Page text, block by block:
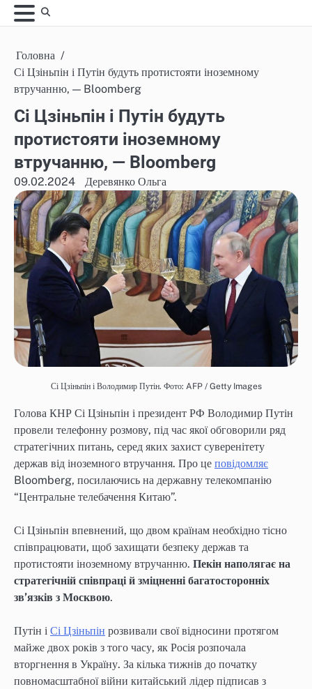
Skip
to
Головна
Сі Цзіньпін і Путін будуть протистояти іноземному
втручанню, — Bloomberg
Сі Цзіньпін і Путін будуть
протистояти іноземному
втручанню, — Bloomberg
09.02.2024 Деревянко Ольга
Сі Цзіньпін і Володимир Путін. Фото: AFP / Getty Images
Голова КНР Сі Цзіньпін і президент РФ Володимир Путін
провели телефонну розмову, під час якої обговорили ряд
стратегічних питань, серед яких захист суверенітету
держав від іноземного втручання. Про це повідомляє
Bloomberg, посилаючись на державну телекомпанію
“Центральне телебачення Китаю”.
Сі Цзіньпін впевнений, що двом країнам необхідно тісно
співпрацювати, щоб захищати безпеку держав та
протистояти іноземному втручанню. Пекін наполягає на
стратегічній співпраці й зміцненні багатосторонніх
зв’язків з Москвою.
Путін і Сі Цзіньпін розвивали свої відносини протягом
майже двох років з того часу, як Росія розпочала
вторгнення в Україну. За кілька тижнів до початку
повномасштабної війни китайський лідер підписав з